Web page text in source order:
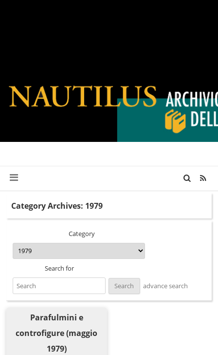
Category Archives: 1979
Category
Search for
advance search
Parafulmini e
controfigure (maggio
1979)